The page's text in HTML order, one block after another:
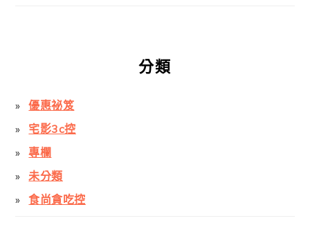
分類
優惠祕笈
宅影3c控
專欄
未分類
食尚貪吃控